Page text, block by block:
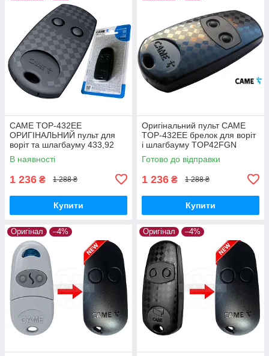
CAME TOP-432EE
ОРИГІНАЛЬНИЙ пульт для
воріт та шлагбауму 433,92
МГц TOP42FGN Заміна для
Top-432na і Top-432ev
В наявності
1 236 ₴ 1 288 ₴
Купити
Оригінальний пульт CAME
TOP-432EE брелок для воріт
і шлагбауму TOP42FGN
Заміна для Top-432na і Top-
432ev
Готово до відправки
1 236 ₴ 1 288 ₴
Купити
Оригінал –4% Оригінал –4%